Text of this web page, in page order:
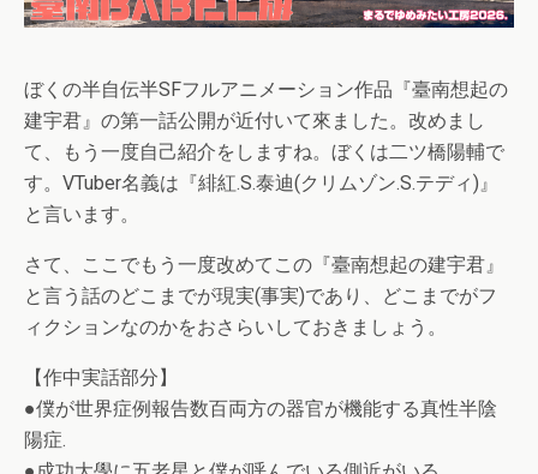
ぼくの半自伝半SFフルアニメーション作品『臺南想起の
建宇君』の第一話公開が近付いて來ました。改めまし
て、もう一度自己紹介をしますね。ぼくは二ツ橋陽輔で
す。VTuber名義は『緋紅.S.泰迪(クリムゾン.S.テディ)』
と言います。
さて、ここでもう一度改めてこの『臺南想起の建宇君』
と言う話のどこまでが現実(事実)であり、どこまでがフ
ィクションなのかをおさらいしておきましょう。
【作中実話部分】
●僕が世界症例報告数百両方の器官が機能する真性半陰
陽症.